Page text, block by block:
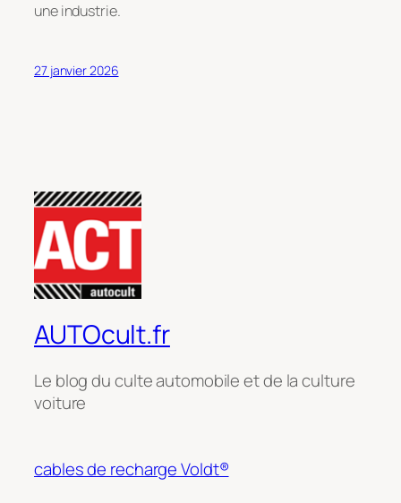
une industrie.
27 janvier 2026
AUTOcult.fr
Le blog du culte automobile et de la culture
voiture
cables de recharge Voldt®